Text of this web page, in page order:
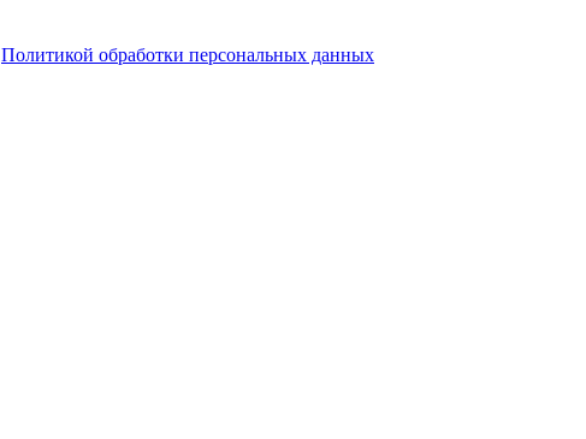
Политикой обработки персональных данных